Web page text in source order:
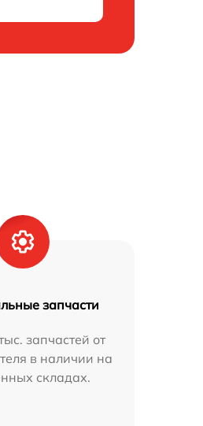
запчасти
запчастей от
в наличии на
складах.